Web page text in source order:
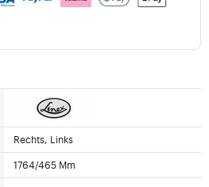
Rechts, Links
1764/465 Mm